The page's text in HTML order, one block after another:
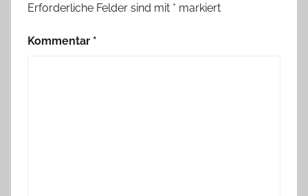
Erforderliche Felder sind mit * markiert
Kommentar *